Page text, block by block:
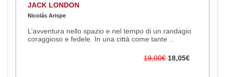
JACK LONDON
Nicolás Arispe
L’avventura nello spazio e nel tempo di un randagio
coraggioso e fedele. In una città come tante ..
19,00€ 18,05€